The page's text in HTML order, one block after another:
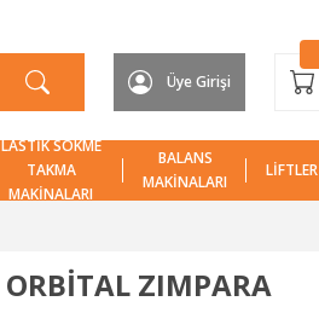
Üye Girişi
LASTİK SÖKME
TAKMA
MAKİNALARI
BALANS
MAKİNALARI
LİFTLER
ZIMPARA